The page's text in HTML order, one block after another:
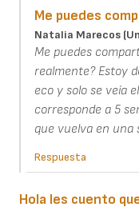
Me puedes
Natalia Marecos
Me puedes
realmente? Estoy
eco y solo se veía
corresponde a 5
que vuelva en una
Respuesta
Hola les cuento